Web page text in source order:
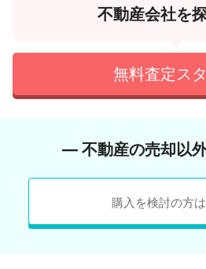
不動産会社を
無料査定ス
― 不動産の売却以
購入を検討の方